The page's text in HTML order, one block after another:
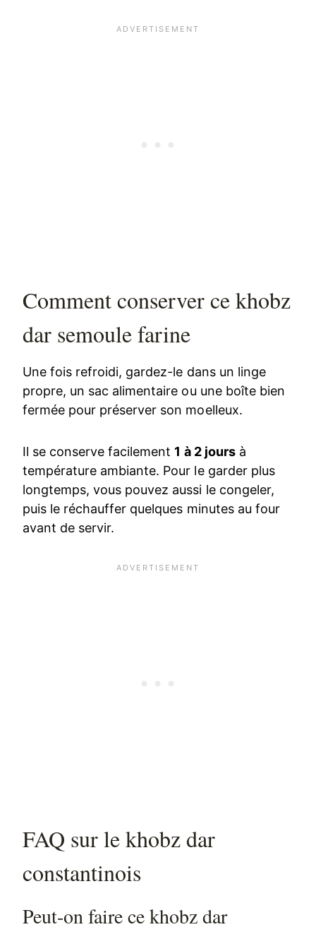
Comment conserver ce khobz
dar semoule farine
Une fois refroidi, gardez-le dans un linge
propre, un sac alimentaire ou une boîte bien
fermée pour préserver son moelleux.
Il se conserve facilement 1 à 2 joursà
température ambiante. Pour le garder plus
longtemps, vous pouvez aussi le congeler,
puis le réchauffer quelques minutes au four
avant de servir.
FAQ sur le khobz dar
constantinois
Peut-on faire ce khobz dar